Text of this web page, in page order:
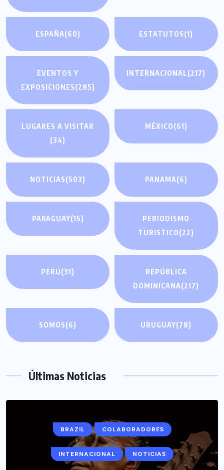
ESPAÑA(60) ESTATUTOS(1)
EVENTOS Y
EXPOSICIONES(285)
INTERNACIONAL(217)
LUGARES A VISITAR
(34)
MÉXICO(61)
NOTICIAS(503) PANAMA(6)
PARAGUAY(15)
PERIODISMO
TURISTICO(22)
PERÚ(31)
REPÚBLICA
DOMINICANA(217)
SOMOS(6) URUGUAY(78)
Últimas Noticias
BRAZIL COLABORADORES
INTERNACIONAL NOTICIAS